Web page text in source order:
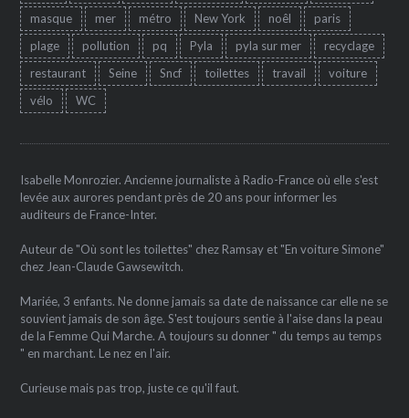
masque
mer métro New York noêl
paris
plage
pollution pq Pyla pyla sur mer
recyclage
restaurant
Seine Sncf toilettes travail
voiture
vélo
WC
Isabelle Monrozier. Ancienne journaliste à Radio-France où elle s'est
levée aux aurores pendant près de 20 ans pour informer les
auditeurs de France-Inter.
Auteur de "Où sont les toilettes" chez Ramsay et "En voiture Simone"
chez Jean-Claude Gawsewitch.
Mariée, 3 enfants. Ne donne jamais sa date de naissance car elle ne se
souvient jamais de son âge. S'est toujours sentie à l'aise dans la peau
de la Femme Qui Marche. A toujours su donner " du temps au temps
" en marchant. Le nez en l'air.
Curieuse mais pas trop, juste ce qu'il faut.